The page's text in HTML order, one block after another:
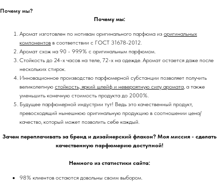
Почему мы?
Почему мы:
Аромат изготовлен по мотивам оригинального парфюма из оригинальных
компонентов в соответствии с ГОСТ 31678-2012.
Аромат схож на 90 - 99.9% с оригинальным парфюмом.
Стойкость до 24-х часов на теле, 72-х на одежде. Аромат остается даже после
нескольких стирок.
Инновационное производство парфюмерной субстанции позволяет получить
великолепную стойкость, яркий шлейф и невероятную силу аромата, а также
уменьшить конечную стоимость продукта до 2000%.
Будущее парфюмерной индустрии тут! Ведь это качественный продукт,
превосходящий нынешнюю оригинальную продукцию в соотношении цена/
качество, который может позволить себе каждый.
Зачем переплачивать за бренд и дизайнерский флакон? Моя миссия - сделать
качественную парфюмерию доступной!
Немного из статистики сайта:
98% клиентов остаются довольны своим выбором.